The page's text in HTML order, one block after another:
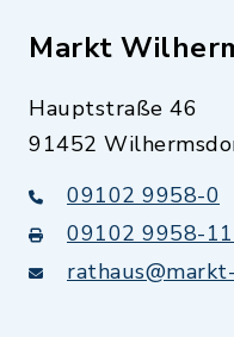
Markt
Hauptstraße 46
91452
09102 9958-0
09102 9958-